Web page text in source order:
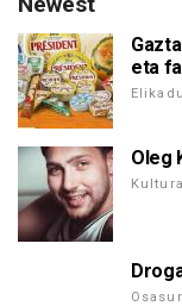
eta
Oleg
Kultura